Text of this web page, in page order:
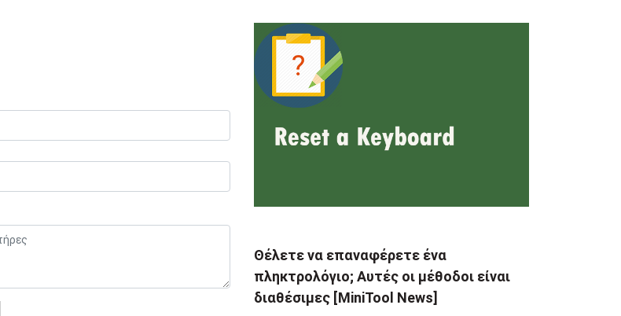
Θέλετε να επαναφέρετε ένα
πληκτρολόγιο; Αυτές οι μέθοδοι είναι
διαθέσιμες [MiniTool News]